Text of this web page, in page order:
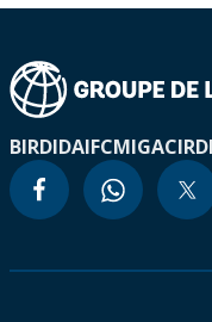
BIRDIDAIFCMIGACIRDI